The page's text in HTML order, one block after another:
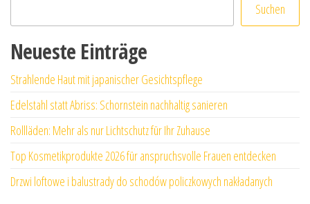
Suchen
Neueste Einträge
Strahlende Haut mit japanischer Gesichtspflege
Edelstahl statt Abriss: Schornstein nachhaltig sanieren
Rollläden: Mehr als nur Lichtschutz für Ihr Zuhause
Top Kosmetikprodukte 2026 für anspruchsvolle Frauen entdecken
Drzwi loftowe i balustrady do schodów policzkowych nakładanych